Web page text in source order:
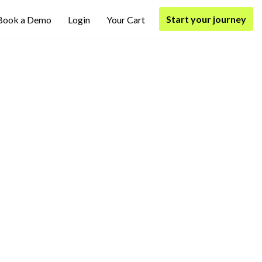
a Demo Login Your Cart Start your journey